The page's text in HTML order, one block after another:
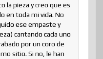
la pieza y creo que es
en toda mi vida. No
ese empaste y
cantando cada uno
por un coro de
sitio. Si no, le han